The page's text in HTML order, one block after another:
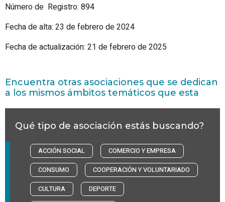
Número de Registro: 894
Fecha de alta: 23 de febrero de 2024
Fecha de actualización: 21 de febrero de 2025
Encuentra otras asociaciones que se dedican
a los mismos ámbitos temáticos que esta
Qué tipo de asociación estás buscando?
ACCIÓN SOCIAL
COMERCIO Y EMPRESA
CONSUMO
COOPERACIÓN Y VOLUNTARIADO
CULTURA
DEPORTE